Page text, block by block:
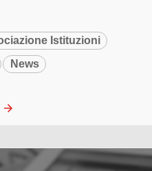
Istituzioni
News